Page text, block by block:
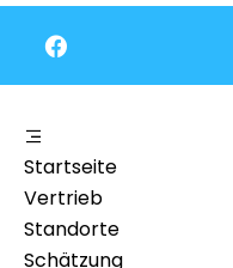
Startseite
Vertrieb
Standorte
Schätzung